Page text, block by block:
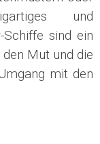
und
Schiffe sind ein
Mut und die
mit den